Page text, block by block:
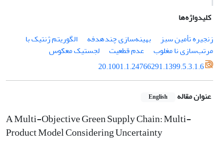
کلیدواژه‌ها
زنجیره تأمین سبز
بهینه‌سازی چندهدفه
الگوریتم ژنتیک با
مرتب‌سازی نا مغلوب
عدم قطعیت
لجستیک معکوس
20.1001.1.24766291.1399.5.3.1.6
عنوان مقاله English
A Multi-Objective Green Supply Chain: Multi-
Product Model Considering Uncertainty